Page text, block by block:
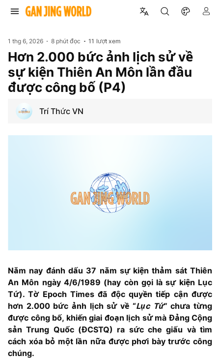
1 thg 6, 2026 8 phút đọc 11 lượt xem
Hơn 2.000 bức ảnh lịch sử về
sự kiện Thiên An Môn lần đầu
được công bố (P4)
Trí Thức VN
Năm nay đánh dấu 37 năm sự kiện thảm sát Thiên
An Môn ngày 4/6/1989 (hay còn gọi là sự kiện Lục
Tứ). Tờ Epoch Times đã độc quyền tiếp cận được
hơn 2.000 bức ảnh lịch sử về “Lục Tứ” chưa từng
được công bố, khiến giai đoạn lịch sử mà Đảng Cộng
sản Trung Quốc (ĐCSTQ) ra sức che giấu và tìm
cách xóa bỏ một lần nữa được phơi bày trước công
chúng.